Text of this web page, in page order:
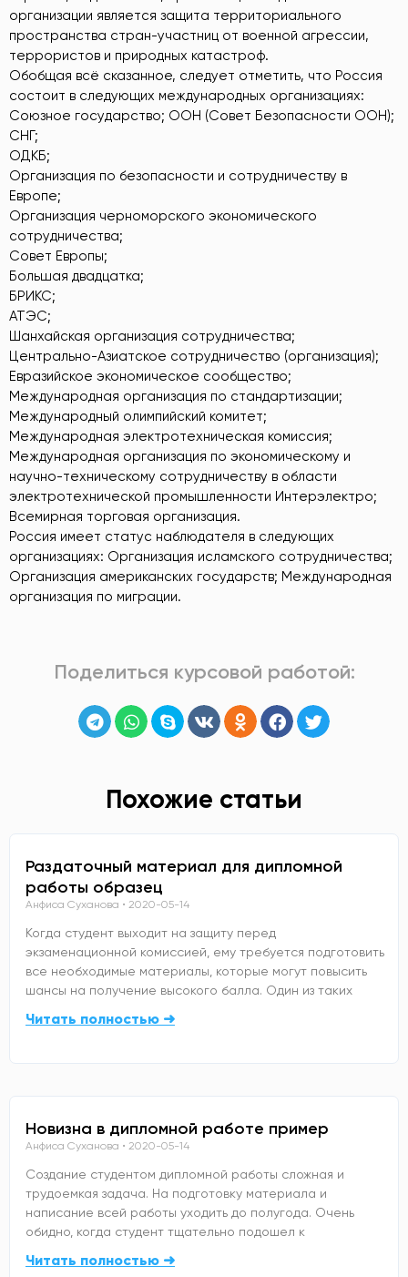
организации является защита территориального
пространства стран-участниц от военной агрессии,
террористов и природных катастроф.
Обобщая всё сказанное, следует отметить, что Россия
состоит в следующих международных организациях:
Союзное государство; ООН (Совет Безопасности ООН);
СНГ;
ОДКБ;
Организация по безопасности и сотрудничеству в
Европе;
Организация черноморского экономического
сотрудничества;
Совет Европы;
Большая двадцатка;
БРИКС;
АТЭС;
Шанхайская организация сотрудничества;
Центрально-Азиатское сотрудничество (организация);
Евразийское экономическое сообщество;
Международная организация по стандартизации;
Международный олимпийский комитет;
Международная электротехническая комиссия;
Международная организация по экономическому и
научно-техническому сотрудничеству в области
электротехнической промышленности Интерэлектро;
Всемирная торговая организация.
Россия имеет статус наблюдателя в следующих
организациях: Организация исламского сотрудничества;
Организация американских государств; Международная
организация по миграции.
Поделиться курсовой работой:
Похожие статьи
Раздаточный материал для дипломной
работы образец
Анфиса Суханова 2020-05-14
Когда студент выходит на защиту перед
экзаменационной комиссией, ему требуется подготовить
все необходимые материалы, которые могут повысить
шансы на получение высокого балла. Один из таких
Читать полностью ➜
Новизна в дипломной работе пример
Анфиса Суханова 2020-05-14
Создание студентом дипломной работы сложная и
трудоемкая задача. На подготовку материала и
написание всей работы уходить до полугода. Очень
обидно, когда студент тщательно подошел к
Читать полностью ➜